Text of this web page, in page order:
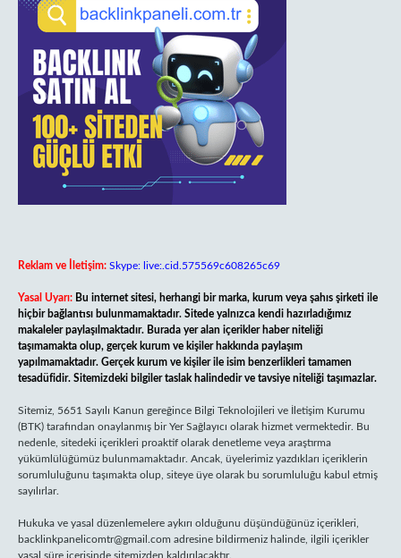
Reklam ve İletişim: Skype: live:.cid.575569c608265c69
Yasal Uyarı: Bu internet sitesi, herhangi bir marka, kurum veya şahıs şirketi ile
hiçbir bağlantısı bulunmamaktadır. Sitede yalnızca kendi hazırladığımız
makaleler paylaşılmaktadır. Burada yer alan içerikler haber niteliği
taşımamakta olup, gerçek kurum ve kişiler hakkında paylaşım
yapılmamaktadır. Gerçek kurum ve kişiler ile isim benzerlikleri tamamen
tesadüfidir. Sitemizdeki bilgiler taslak halindedir ve tavsiye niteliği taşımazlar.
Sitemiz, 5651 Sayılı Kanun gereğince Bilgi Teknolojileri ve İletişim Kurumu
(BTK) tarafından onaylanmış bir Yer Sağlayıcı olarak hizmet vermektedir. Bu
nedenle, sitedeki içerikleri proaktif olarak denetleme veya araştırma
yükümlülüğümüz bulunmamaktadır. Ancak, üyelerimiz yazdıkları içeriklerin
sorumluluğunu taşımakta olup, siteye üye olarak bu sorumluluğu kabul etmiş
sayılırlar.
Hukuka ve yasal düzenlemelere aykırı olduğunu düşündüğünüz içerikleri,
backlinkpanelicomtr@gmail.com adresine bildirmeniz halinde, ilgili içerikler
yasal süre içerisinde sitemizden kaldırılacaktır.